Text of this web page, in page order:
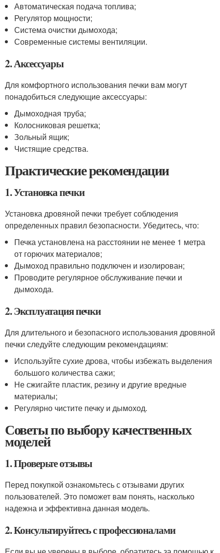
Автоматическая подача топлива;
Регулятор мощности;
Система очистки дымохода;
Современные системы вентиляции.
2. Аксессуары
Для комфортного использования печки вам могут
понадобиться следующие аксессуары:
Дымоходная труба;
Колосниковая решетка;
Зольный ящик;
Чистящие средства.
Практические рекомендации
1. Установка печки
Установка дровяной печки требует соблюдения
определенных правил безопасности. Убедитесь, что:
Печка установлена на расстоянии не менее 1 метра
от горючих материалов;
Дымоход правильно подключен и изолирован;
Проводите регулярное обслуживание печки и
дымохода.
2. Эксплуатация печки
Для длительного и безопасного использования дровяной
печки следуйте следующим рекомендациям:
Используйте сухие дрова, чтобы избежать выделения
большого количества сажи;
Не сжигайте пластик, резину и другие вредные
материалы;
Регулярно чистите печку и дымоход.
Советы по выбору качественных
моделей
1. Проверьте отзывы
Перед покупкой ознакомьтесь с отзывами других
пользователей. Это поможет вам понять, насколько
надежна и эффективна данная модель.
2. Консультируйтесь с профессионалами